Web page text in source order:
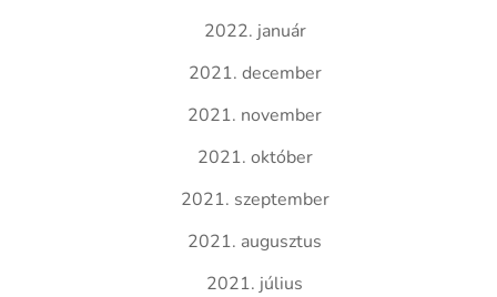
2022. január
2021. december
2021. november
2021. október
2021. szeptember
2021. augusztus
2021. július